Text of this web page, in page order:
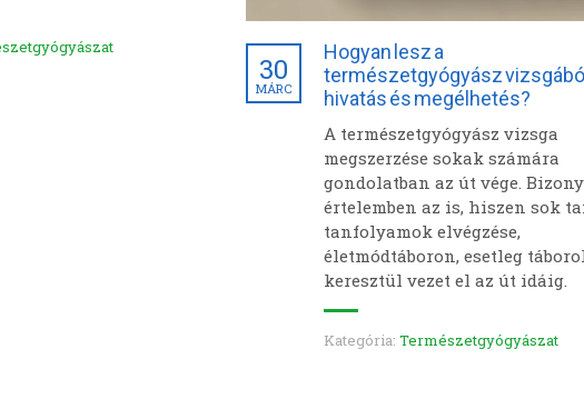
30
MÁRC
Hogyan lesz a
természetgyógyász
hivatás és megélhetés?
A természetgyógyász vizsga
megszerzése sokak számára
gondolatban az út vége.
értelemben az is, hiszen sok
tanfolyamok elvégzése,
életmódtáboron, esetleg
keresztül vezet el az út idáig.
Kategória: Természetgyógyászat